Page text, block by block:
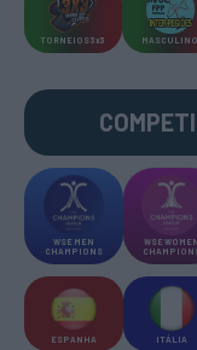
TORNEIOS 3x3 MASCULINO
WSE MEN
CHAMPIONS
WSE WOMEN
ESPANHA ITÁLIA